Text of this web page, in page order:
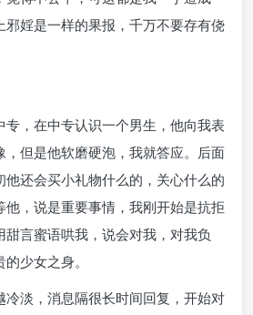
邪婬是一样的果报，千万不要存有侥
专，在中专认识一个男生，他向我表
，但是他软磨硬泡，我就答应。后面
还会买小礼物什么的，关心什么的
他，说是重要事情，我刚开始是抗拒
言蜜语哄我，说会对我，对我负
少女之身。
冷淡，消息隔很长时间回复，开始对